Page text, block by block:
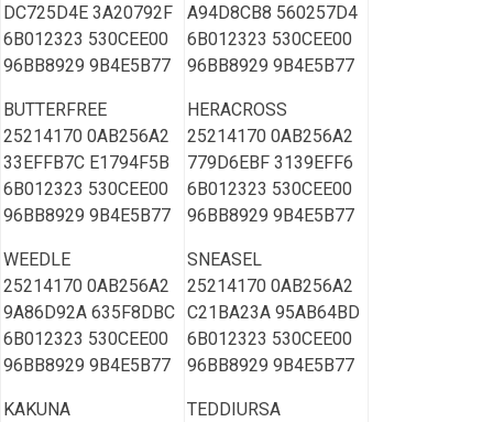
DC725D4E 3A20792F
6B012323 530CEE00
96BB8929 9B4E5B77
BUTTERFREE
25214170 0AB256A2
33EFFB7C E1794F5B
6B012323 530CEE00
96BB8929 9B4E5B77
WEEDLE
25214170 0AB256A2
9A86D92A 635F8DBC
6B012323 530CEE00
96BB8929 9B4E5B77
KAKUNA
A94D8CB8 560257D4
6B012323 530CEE00
96BB8929 9B4E5B77
HERACROSS
25214170 0AB256A2
779D6EBF 3139EFF6
6B012323 530CEE00
96BB8929 9B4E5B77
SNEASEL
25214170 0AB256A2
C21BA23A 95AB64BD
6B012323 530CEE00
96BB8929 9B4E5B77
TEDDIURSA